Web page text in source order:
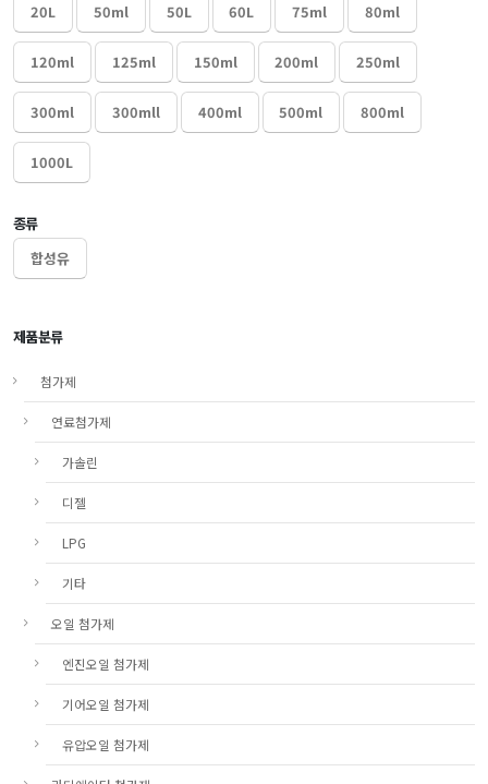
20L 50ml 50L 60L 75ml 80ml
120ml 125ml 150ml 200ml 250ml
300ml 300mll 400ml 500ml 800ml
1000L
종류
합성유
제품분류
첨가제
연료첨가제
가솔린
디젤
LPG
기타
오일 첨가제
엔진오일 첨가제
기어오일 첨가제
유압오일 첨가제